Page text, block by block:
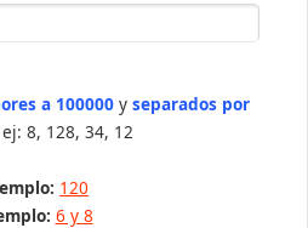
a 100000y separados por
8, 128, 34, 12
120
6 y 8